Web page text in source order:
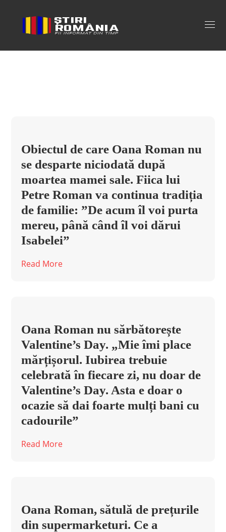
oana roman Tag
Obiectul de care Oana Roman nu
se desparte niciodată după
moartea mamei sale. Fiica lui
Petre Roman va continua tradiția
de familie: ”De acum îl voi purta
mereu, până când îl voi dărui
Isabelei”
Read More
Oana Roman nu sărbătorește
Valentine’s Day. „Mie îmi place
mărțișorul. Iubirea trebuie
celebrată în fiecare zi, nu doar de
Valentine’s Day. Asta e doar o
ocazie să dai foarte mulți bani cu
cadourile”
Read More
Oana Roman, sătulă de prețurile
din supermarketuri. Ce a